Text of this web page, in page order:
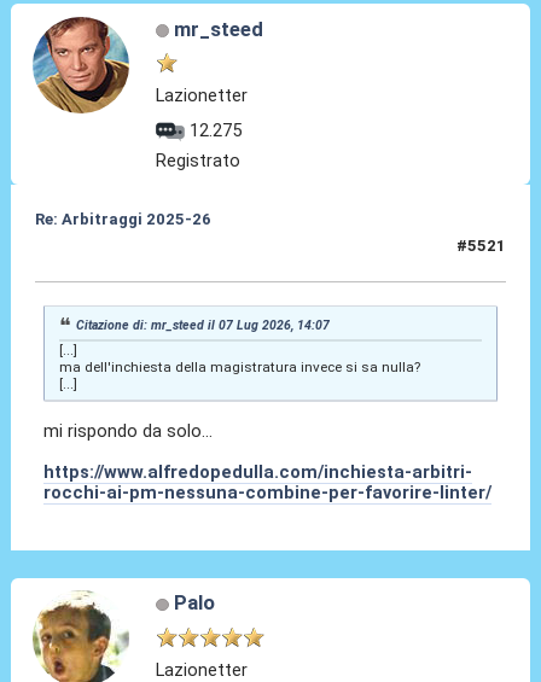
mr_steed
Lazionetter
12.275
Registrato
Re: Arbitraggi 2025-26
#5521
Citazione di: mr_steed il 07 Lug 2026, 14:07
[...]
ma dell'inchiesta della magistratura invece si sa nulla?
[...]
mi rispondo da solo...
https://www.alfredopedulla.com/inchiesta-arbitri-
rocchi-ai-pm-nessuna-combine-per-favorire-linter/
Palo
Lazionetter